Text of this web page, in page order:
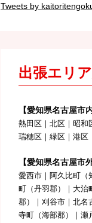
Tweets by
出張エリ
【愛知県名古屋市内
熱田区｜北区｜昭和
瑞穂区｜緑区｜港区
【愛知県名古屋市外
愛西市｜阿久比町（
町（丹羽郡）｜大治
郡）｜刈谷市｜北名
寺町（海部郡）｜瀬